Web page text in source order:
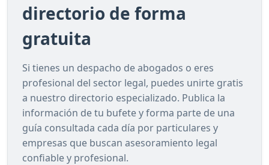
directorio de forma
gratuita
Si tienes un despacho de abogados o eres
profesional del sector legal, puedes unirte gratis
a nuestro directorio especializado. Publica la
información de tu bufete y forma parte de una
guía consultada cada día por particulares y
empresas que buscan asesoramiento legal
confiable y profesional.